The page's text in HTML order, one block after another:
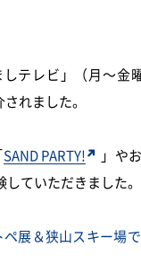
テレビ」（月～金
れました。
SAND PARTY! 」や
ていただきました。
展＆狭山スキー場